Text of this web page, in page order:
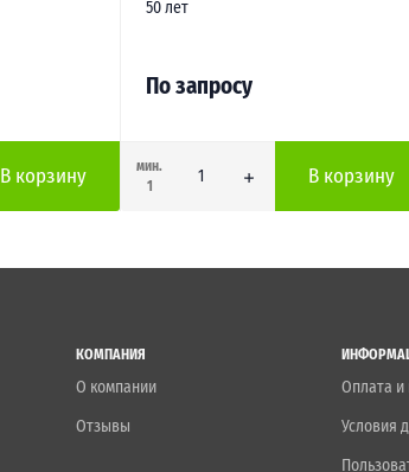
В корзину
50 лет
По запросу
мин.
1
В корзину
КОМПАНИЯ
О компании
Отзывы
Оплата и
Условия